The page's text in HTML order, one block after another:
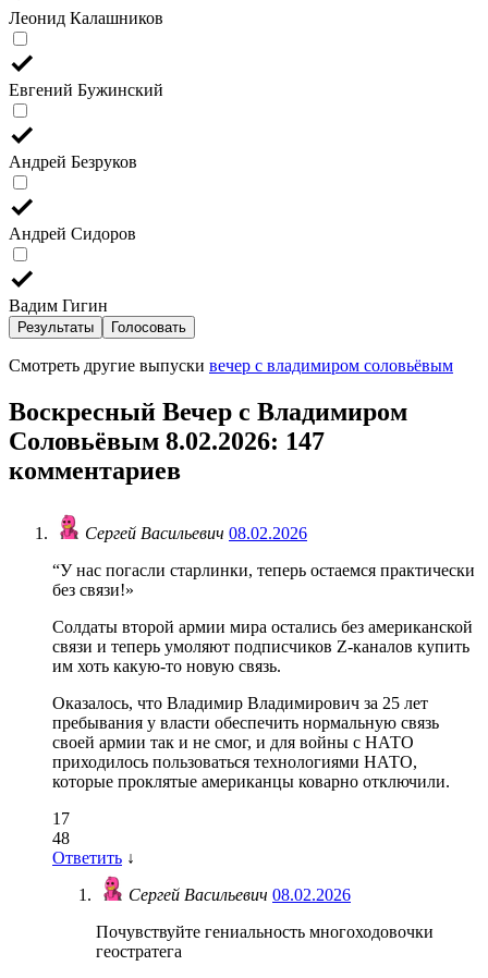
Леонид Калашников
Евгений Бужинский
Андрей Безруков
Андрей Сидоров
Вадим Гигин
Результаты Голосовать
Смотреть другие выпуски вечер с владимиром соловьёвым
Воскресный Вечер с Владимиром
Соловьёвым 8.02.2026: 147
комментариев
Сергей Васильевич 08.02.2026
“У нас погасли старлинки, теперь остаемся практически
без связи!»
Солдаты второй армии мира остались без американской
связи и теперь умоляют подписчиков Z-каналов купить
им хоть какую-то новую связь.
Оказалось, что Владимир Владимирович за 25 лет
пребывания у власти обеспечить нормальную связь
своей армии так и не смог, и для войны с НАТО
приходилось пользоваться технологиями НАТО,
которые проклятые американцы коварно отключили.
17
48
Ответить ↓
Сергей Васильевич 08.02.2026
Почувствуйте гениальность многоходовочки
геостратега